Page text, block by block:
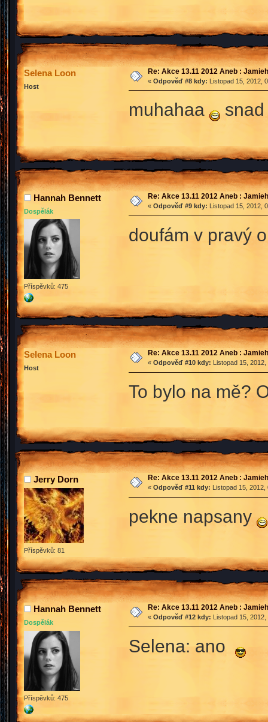
Selena Loon
Host
Re: Akce 13.11 2012 Aneb :
« Odpověď #8 kdy: Listopad 15, 2012,
muhahaa snad
Hannah Bennett
Dospělák
Příspěvků: 475
Re: Akce 13.11 2012 Aneb :
« Odpověď #9 kdy: Listopad 15, 2012,
doufám v pravý
Selena Loon
Host
Re: Akce 13.11 2012 Aneb :
« Odpověď #10 kdy: Listopad 15,
To bylo na mě?
Jerry Dorn
Příspěvků: 81
Re: Akce 13.11 2012 Aneb :
« Odpověď #11 kdy: Listopad 15,
pekne napsany
Hannah Bennett
Dospělák
Příspěvků: 475
Re: Akce 13.11 2012 Aneb :
« Odpověď #12 kdy: Listopad 15,
Selena: ano